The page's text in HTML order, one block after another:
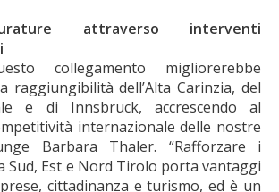
attraverso interventi
collegamento migliorerebbe
raggiungibilità dell’Alta Carinzia, del
e di Innsbruck, accrescendo al
internazionale delle nostre
Barbara Thaler. “Rafforzare i
Sud, Est e Nord Tirolo porta vantaggi
cittadinanza e turismo, ed è un